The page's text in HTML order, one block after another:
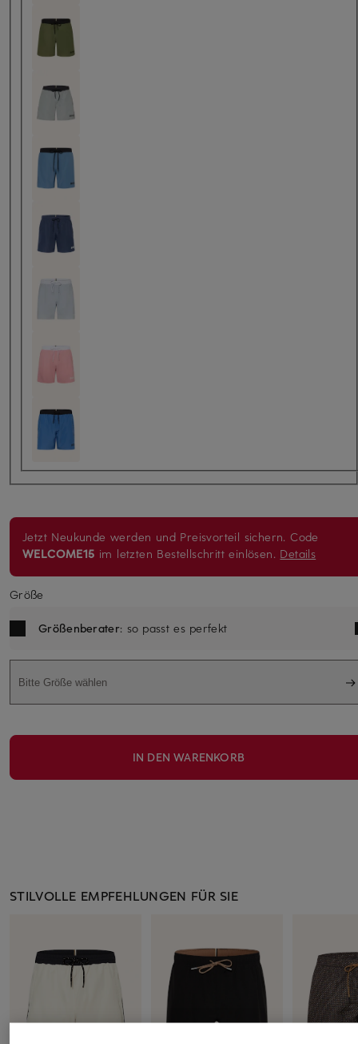
Jetzt Neukunde werden und Preisvorteil sichern. Code
WELCOME15 im letzten Bestellschritt einlösen. Details
Größe
Größenberater: so passt es perfekt
Bitte Größe wählen
IN DEN WARENKORB
STILVOLLE EMPFEHLUNGEN FÜR SIE